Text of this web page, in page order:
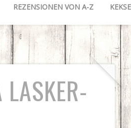
REZENSIONEN VON A-Z KEKSE